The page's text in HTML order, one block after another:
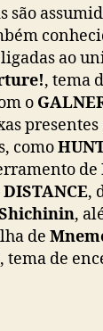
são
ao
, tema
o
como
de
,
,
de
, tema de